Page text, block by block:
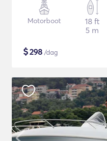
Motorboot
18 ft
5 m
$298 /dag